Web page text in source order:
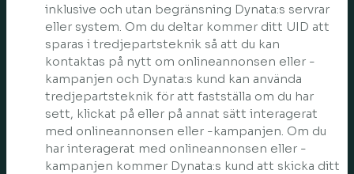
inklusive och utan begränsning Dynata:s servrar
eller system. Om du deltar kommer ditt UID att
sparas i tredjepartsteknik så att du kan
kontaktas på nytt om onlineannonsen eller -
kampanjen och Dynata:s kund kan använda
tredjepartsteknik för att fastställa om du har
sett, klickat på eller på annat sätt interagerat
med onlineannonsen eller -kampanjen. Om du
har interagerat med onlineannonsen eller -
kampanjen kommer Dynata:s kund att skicka ditt